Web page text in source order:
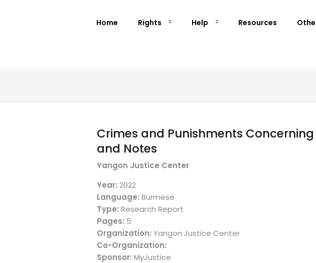
Home Rights Help Resources
Crimes and Punishments
and Notes
Yangon Justice Center
Year: 2022
Language: Burmese
Type: Research Report
Pages: 5
Organization: Yangon Justice Center
Co-Organization:
Sponsor: MyJustice